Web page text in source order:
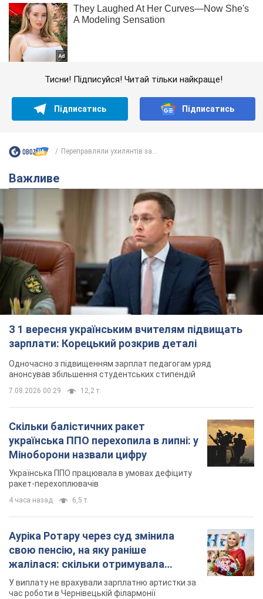
Тисни! Підписуйся! Читай тільки найкраще!
Підписатись Підписатись
Переправляли ухилянтів за...
Важливе
З 1 вересня українським вчителям підвищать
зарплати: Корецький розкрив деталі
Одночасно з підвищенням зарплат педагогам уряд
анонсував збільшення студентських стипендій
7.08.2026 00:29 12,2 т.
Скільки балістичних ракет
українська ППО перехопила в липні: у
Міноборони назвали цифру
Українська ППО працювала в умовах дефіциту
ракет-перехоплювачів
4 часа назад 6,5 т.
Ауріка Ротару через суд змінила
свою пенсію, на яку раніше
жалілася: скільки отримувала
співачка
У виплату не врахували зарплатню артистки за
час роботи в Чернівецькій філармонії